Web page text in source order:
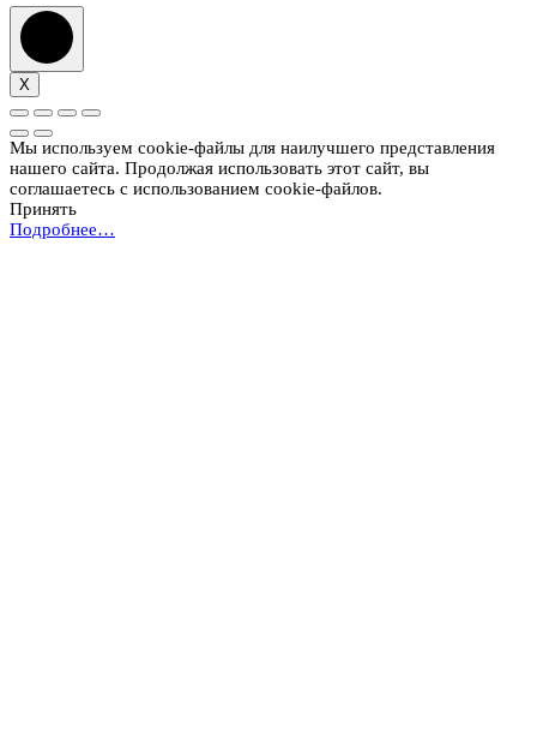
X
Мы используем cookie-файлы для наилучшего представления
нашего сайта. Продолжая использовать этот сайт, вы
соглашаетесь с использованием cookie-файлов.
Принять
Подробнее…